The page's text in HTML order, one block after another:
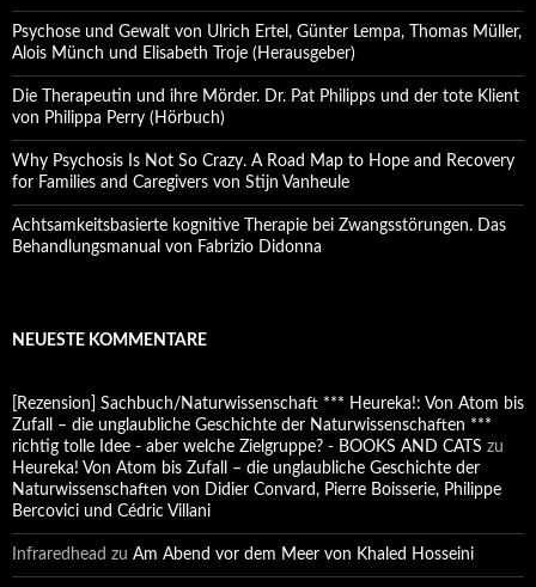
Psychose und Gewalt von Ulrich Ertel, Günter Lempa, Thomas Müller,
Alois Münch und Elisabeth Troje (Herausgeber)
Die Therapeutin und ihre Mörder. Dr. Pat Philipps und der tote Klient
von Philippa Perry (Hörbuch)
Why Psychosis Is Not So Crazy. A Road Map to Hope and Recovery
for Families and Caregivers von Stijn Vanheule
Achtsamkeitsbasierte kognitive Therapie bei Zwangsstörungen. Das
Behandlungsmanual von Fabrizio Didonna
NEUESTE KOMMENTARE
[Rezension] Sachbuch/Naturwissenschaft *** Heureka!: Von Atom bis
Zufall – die unglaubliche Geschichte der Naturwissenschaften ***
richtig tolle Idee - aber welche Zielgruppe? - BOOKS AND CATS zu
Heureka! Von Atom bis Zufall – die unglaubliche Geschichte der
Naturwissenschaften von Didier Convard, Pierre Boisserie, Philippe
Bercovici und Cédric Villani
Infraredhead zu Am Abend vor dem Meer von Khaled Hosseini